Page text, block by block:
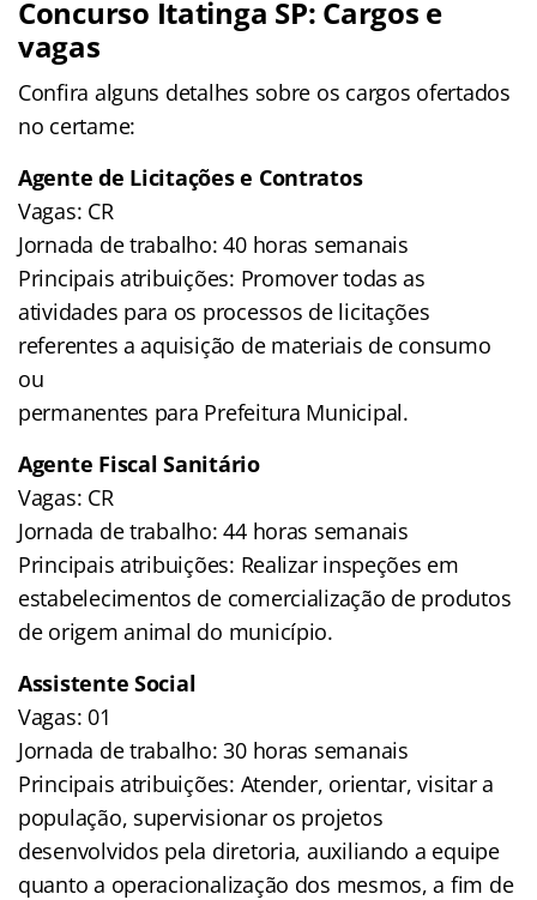
Concurso Itatinga SP: Cargos e
vagas
Confira alguns detalhes sobre os cargos ofertados
no certame:
Agente de Licitações e Contratos
Vagas: CR
Jornada de trabalho: 40 horas semanais
Principais atribuições: Promover todas as
atividades para os processos de licitações
referentes a aquisição de materiais de consumo
ou
permanentes para Prefeitura Municipal.
Agente Fiscal Sanitário
Vagas: CR
Jornada de trabalho: 44 horas semanais
Principais atribuições: Realizar inspeções em
estabelecimentos de comercialização de produtos
de origem animal do município.
Assistente Social
Vagas: 01
Jornada de trabalho: 30 horas semanais
Principais atribuições: Atender, orientar, visitar a
população, supervisionar os projetos
desenvolvidos pela diretoria, auxiliando a equipe
quanto a operacionalização dos mesmos, a fim de